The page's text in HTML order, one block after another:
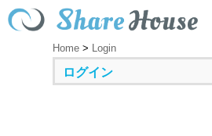
Home > Login
ログイン